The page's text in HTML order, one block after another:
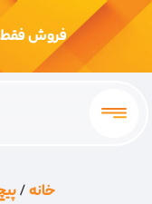
فروش فقط
خانه/